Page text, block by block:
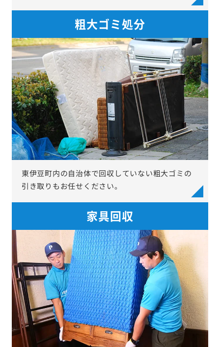
粗大ゴミ処分
東伊豆町内の自治体で回収していない粗大ゴミの
引き取りもお任せください。
家具回収